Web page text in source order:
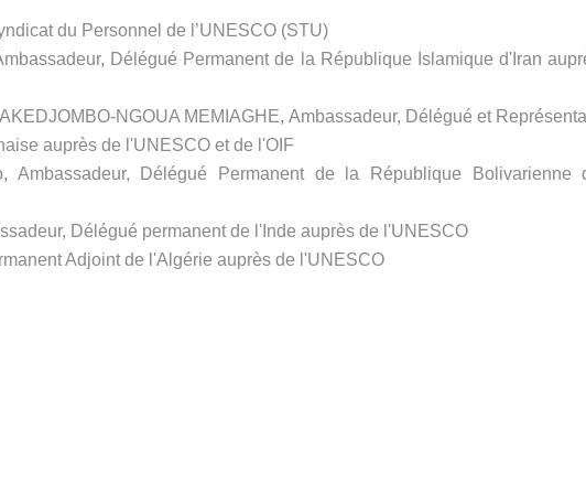
du Personnel de l’UNESCO (STU)
Délégué Permanent de la République Islamique d'Iran
NGOUA MEMIAGHE, Ambassadeur, Délégué et
auprès de l'UNESCO et de l'OIF
Ambassadeur, Délégué Permanent de la République Bolivarienne
Délégué permanent de l'Inde auprès de l'UNESCO
Adjoint de l'Algérie auprès de l'UNESCO